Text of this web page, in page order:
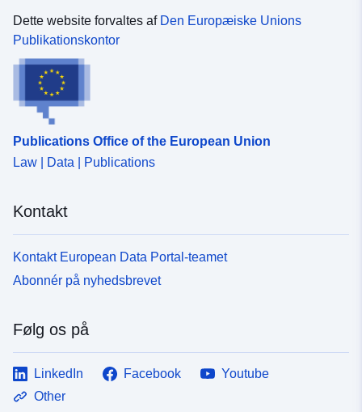
Dette website forvaltes af Den Europæiske Unions
Publikationskontor
Publications Office of the European Union
Law | Data | Publications
Kontakt
Kontakt European Data Portal-teamet
Abonnér på nyhedsbrevet
Følg os på
LinkedIn Facebook
Youtube
Other